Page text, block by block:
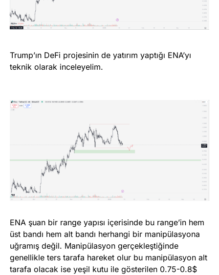
Trump’ın DeFi projesinin de yatırım yaptığı ENA’yı
teknik olarak inceleyelim.
ENA şuan bir range yapısı içerisinde bu range’in hem
üst bandı hem alt bandı herhangi bir manipülasyona
uğramış değil. Manipülasyon gerçekleştiğinde
genellikle ters tarafa hareket olur bu manipülasyon alt
tarafa olacak ise yeşil kutu ile gösterilen 0.75-0.8$